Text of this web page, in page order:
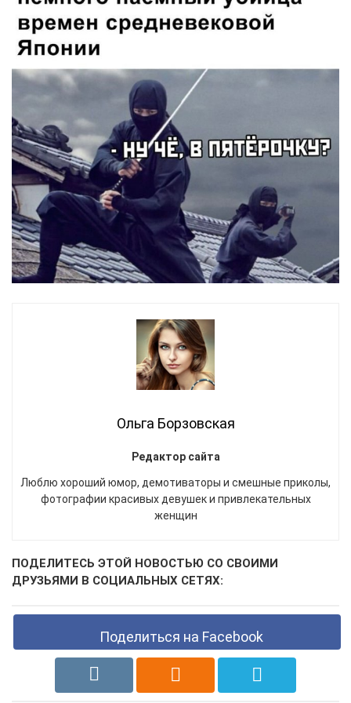
Ольга Борзовская
Редактор сайта
Люблю хороший юмор, демотиваторы и смешные приколы,
фотографии красивых девушек и привлекательных
женщин
ПОДЕЛИТЕСЬ ЭТОЙ НОВОСТЬЮ СО СВОИМИ
ДРУЗЬЯМИ В СОЦИАЛЬНЫХ СЕТЯХ:
Поделиться на Facebook